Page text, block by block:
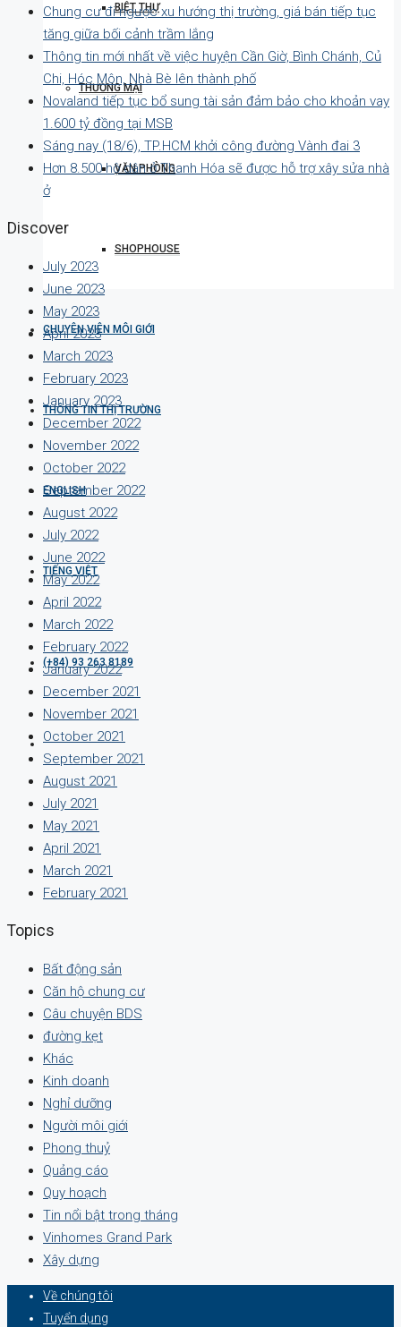
BIỆT THỰ
THƯƠNG MẠI
VĂN PHÒNG
SHOPHOUSE
CHUYÊN VIÊN MÔI GIỚI
THÔNG TIN THỊ TRƯỜNG
ENGLISH
TIẾNG VIỆT
(+84) 93 263 8189
Chung cư đi ngược xu hướng thị trường, giá bán tiếp tục
tăng giữa bối cảnh trầm lắng
Thông tin mới nhất về việc huyện Cần Giờ, Bình Chánh, Củ
Chi, Hóc Môn, Nhà Bè lên thành phố
Novaland tiếp tục bổ sung tài sản đảm bảo cho khoản vay
1.600 tỷ đồng tại MSB
Sáng nay (18/6), TP.HCM khởi công đường Vành đai 3
Hơn 8.500 hộ dân ở Thanh Hóa sẽ được hỗ trợ xây sửa nhà
ở
Discover
July 2023
June 2023
May 2023
April 2023
March 2023
February 2023
January 2023
December 2022
November 2022
October 2022
September 2022
August 2022
July 2022
June 2022
May 2022
April 2022
March 2022
February 2022
January 2022
December 2021
November 2021
October 2021
September 2021
August 2021
July 2021
May 2021
April 2021
March 2021
February 2021
Topics
Bất động sản
Căn hộ chung cư
Câu chuyện BDS
đường kẹt
Khác
Kinh doanh
Nghỉ dưỡng
Người môi giới
Phong thuỷ
Quảng cáo
Quy hoạch
Tin nổi bật trong tháng
Vinhomes Grand Park
Xây dựng
Về chúng tôi
Tuyển dụng